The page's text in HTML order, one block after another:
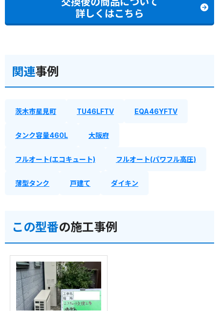
詳しくはこちら
関連事例
茨木市星見町 TU46LFTV EQA46YFTV
タンク容量460L 大阪府
フルオート(エコキュート) フルオート(パワフル高圧)
薄型タンク 戸建て ダイキン
この型番の施工事例